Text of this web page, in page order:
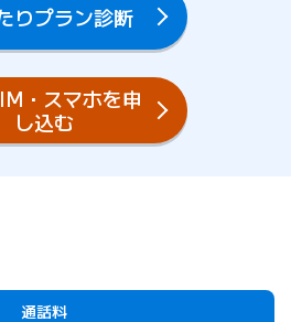
りプラン診断
・スマホを申
し込む
通話料